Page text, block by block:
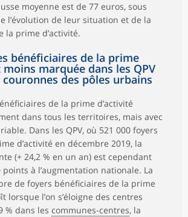
moyenne est de 77 euros, sous
l’évolution de leur situation et de la
la prime d’activité.
bénéficiaires de la prime
moins marquée dans les QPV
couronnes des pôles urbains
de la prime d’activité
dans tous les territoires, mais avec
Dans les QPV, où 521 000 foyers
d’activité en décembre 2019, la
(+ 24,2 % en un an) est cependant
à l’augmentation nationale. La
de foyers bénéficiaires de la prime
lorsque l’on s’éloigne des centres
% dans les communes-centres, la